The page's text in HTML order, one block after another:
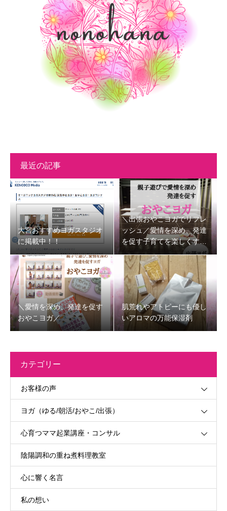
最近の記事
大宮おすすめヨガスタジオ
に掲載中！！
＼出張おやこヨガでリフレ
ッシュ／愛情を深め、発達
を促す子育てを楽しくする
＼愛情を深め、発達を促す
おやこヨガ／
肌荒れやアトピーにも優し
いアロマの万能保湿剤
カテゴリー
お客様の声
ヨガ（ゆる/朝活/おやこ/出張）
心育つママ起業講座・コンサル
陰陽調和の重ね煮料理教室
心に響く名言
私の想い